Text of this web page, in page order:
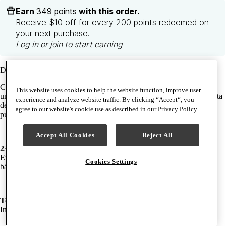
Earn349 points with this order.
Receive $10 off for every 200 points redeemed on
your next purchase.
Log in or jointo start earning
Detalles
Con una utilidad de costura de confianza, funciones fáciles de usar y
un gran espacio de trabajo, la ONYX™ 15 es la combinación perfecta
de interfaz mecánica fiable y funciones de costura modernas, con 23
puntadas para puntadas utilitarias y mucho más.
23 puntadas
Encuentre la puntada adecuada para cada tejido, ideal para la costura
básica y más.
Top Drop-In Bobbin
Inserte y controle fácilmente el suministro de hilo de la bobina.
This website uses cookies to help the website function, improve user
experience and analyze website traffic. By clicking “Accept“, you
agree to our website's cookie use as described in our Privacy Policy.
Accept All Cookies Reject All
Cookies Settings